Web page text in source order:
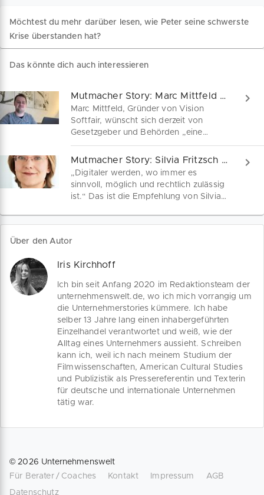
Möchtest du mehr darüber lesen, wie Peter seine schwerste
Krise überstanden hat?
Das könnte dich auch interessieren
Mutmacher Story: Marc Mittfeld von Vision Softfair
Marc Mittfeld, Gründer von Vision
Softfair, wünscht sich derzeit von
Gesetzgeber und Behörden „eine
einfache und für alle verständliche
Vorgehensweise, die so wenig
bürokratisch wie möglich ist.“ Im
Interview erzählt Marc, wie er als
Software- und Webentwickler die
Corona-Krise erlebt.
Mutmacher Story: Silvia Fritzsch von Familie und ich
„Digitaler werden, wo immer es
sinnvoll, möglich und rechtlich zulässig
ist.“ Das ist die Empfehlung von Silvia
Über den Autor
Iris Kirchhoff
Ich bin seit Anfang 2020 im Redaktionsteam der
unternehmenswelt.de, wo ich mich vorrangig um
die Unternehmerstories kümmere. Ich habe
selber 13 Jahre lang einen inhabergeführten
Einzelhandel verantwortet und weiß, wie der
Alltag eines Unternehmers aussieht. Schreiben
kann ich, weil ich nach meinem Studium der
Filmwissenschaften, American Cultural Studies
und Publizistik als Pressereferentin und Texterin
für deutsche und internationale Unternehmen
tätig war.
©2026 Unternehmenswelt
Für Berater / Coaches
Kontakt Impressum
AGB
Datenschutz